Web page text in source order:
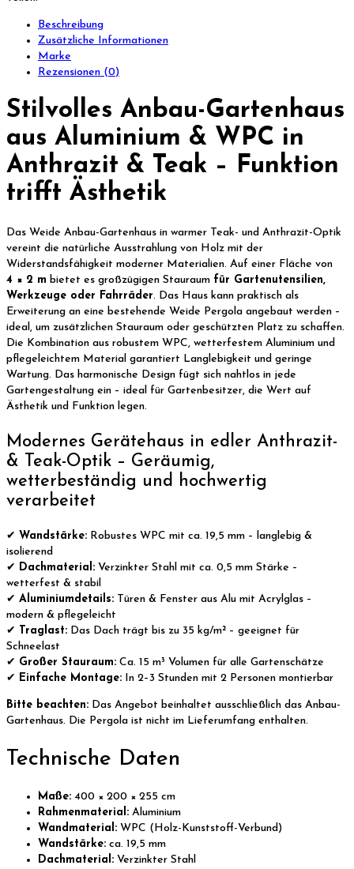
Beschreibung
Zusätzliche Informationen
Marke
Rezensionen (0)
Stilvolles Anbau-Gartenhaus
aus Aluminium & WPC in
Anthrazit & Teak – Funktion
trifft Ästhetik
Das Weide Anbau-Gartenhaus in warmer Teak- und Anthrazit-Optik
vereint die natürliche Ausstrahlung von Holz mit der
Widerstandsfähigkeit moderner Materialien. Auf einer Fläche von
4 × 2 m bietet es großzügigen Stauraum für Gartenutensilien,
Werkzeuge oder Fahrräder. Das Haus kann praktisch als
Erweiterung an eine bestehende Weide Pergola angebaut werden –
ideal, um zusätzlichen Stauraum oder geschützten Platz zu schaffen.
Die Kombination aus robustem WPC, wetterfestem Aluminium und
pflegeleichtem Material garantiert Langlebigkeit und geringe
Wartung. Das harmonische Design fügt sich nahtlos in jede
Gartengestaltung ein – ideal für Gartenbesitzer, die Wert auf
Ästhetik und Funktion legen.
Modernes Gerätehaus in edler Anthrazit-
& Teak-Optik – Geräumig,
wetterbeständig und hochwertig
verarbeitet
✔ Wandstärke: Robustes WPC mit ca. 19,5 mm – langlebig &
isolierend
✔ Dachmaterial: Verzinkter Stahl mit ca. 0,5 mm Stärke –
wetterfest & stabil
✔ Aluminiumdetails: Türen & Fenster aus Alu mit Acrylglas –
modern & pflegeleicht
✔ Traglast: Das Dach trägt bis zu 35 kg/m² – geeignet für
Schneelast
✔ Großer Stauraum: Ca. 15 m³ Volumen für alle Gartenschätze
✔ Einfache Montage: In 2–3 Stunden mit 2 Personen montierbar
Bitte beachten: Das Angebot beinhaltet ausschließlich das Anbau-
Gartenhaus. Die Pergola ist nicht im Lieferumfang enthalten.
Technische Daten
Maße: 400 × 200 × 255 cm
Rahmenmaterial: Aluminium
Wandmaterial: WPC (Holz-Kunststoff-Verbund)
Wandstärke: ca. 19,5 mm
Dachmaterial: Verzinkter Stahl